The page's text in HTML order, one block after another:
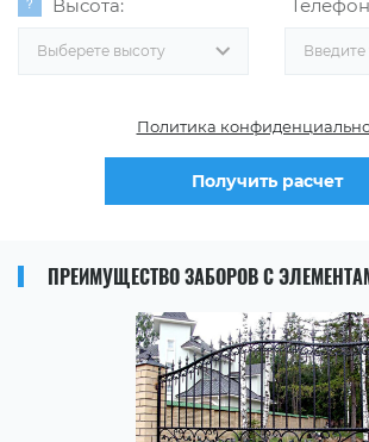
Высота:
Выберете высоту
Политика
Получить расчет
ПРЕИМУЩЕСТВО ЗАБОРОВ С